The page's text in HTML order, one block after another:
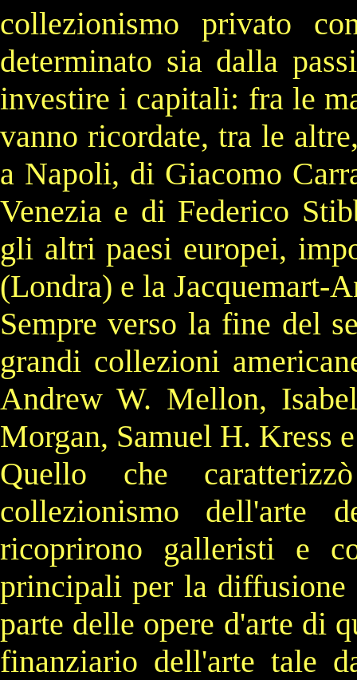
collezionismo privato
determinato sia dalla
investire i capitali: fra le
vanno ricordate, tra le
a Napoli, di Giacomo
Venezia e di Federico
gli altri paesi europei,
(Londra) e la Jacquemart-
Sempre verso la fine del
grandi collezioni
Andrew W. Mellon,
Morgan, Samuel H. Kress
Quello che
collezionismo dell'arte
ricoprirono galleristi e
principali per la
parte delle opere d'arte di
finanziario dell'arte tale